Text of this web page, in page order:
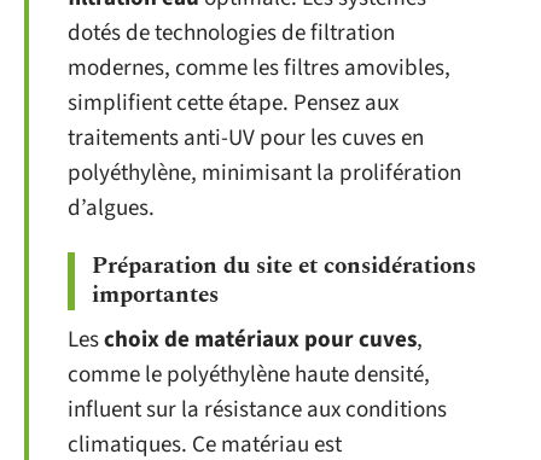
dotés de technologies de filtration
modernes, comme les filtres amovibles,
simplifient cette étape. Pensez aux
traitements anti-UV pour les cuves en
polyéthylène, minimisant la prolifération
d’algues.
Préparation du site et considérations
importantes
Leschoix de matériaux pour cuves,
comme le polyéthylène haute densité,
influent sur la résistance aux conditions
climatiques. Ce matériau est